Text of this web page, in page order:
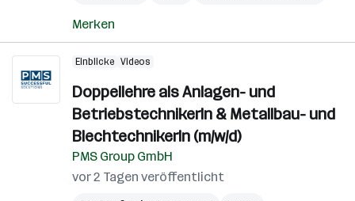
Merken
Einblicke Videos
Doppellehre als Anlagen- und
BetriebstechnikerIn & Metallbau- und
BlechtechnikerIn (m/w/d)
PMS Group GmbH
vor 2 Tagen veröffentlicht